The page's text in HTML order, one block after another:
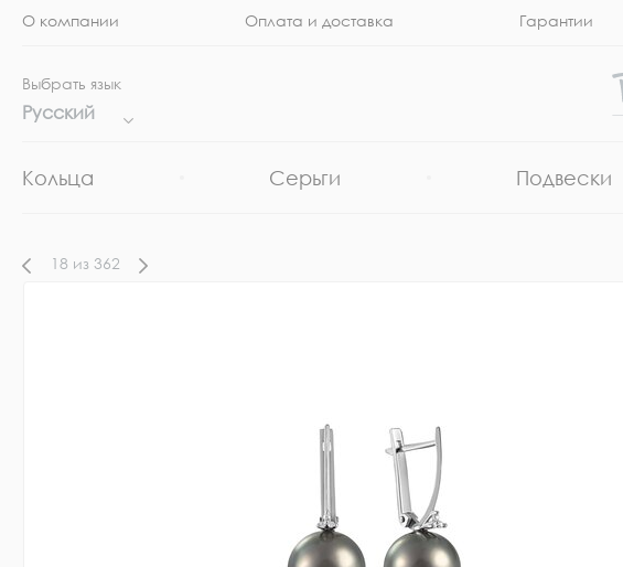
О компании Оплата и доставка Гарантии
Выбрать язык
Русский
Кольца Серьги Подвески
18 из 362